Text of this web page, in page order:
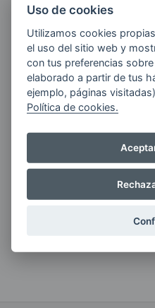
Quiero recibir las
ENERGIAS por
electrónico.Más
Si tienes alguna
pedido escríbenos a:
Uso de cookies
Utilizamos cookies
el uso del sitio web y
con tus preferencias
elaborado a partir de tus
ejemplo, páginas visitadas).
Política de cookies.